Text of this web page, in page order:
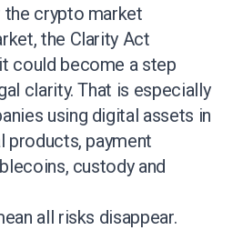
crypto market
the Clarity Act
could become a step
clarity. That is especially
using digital assets in
products, payment
custody and
all risks disappear.